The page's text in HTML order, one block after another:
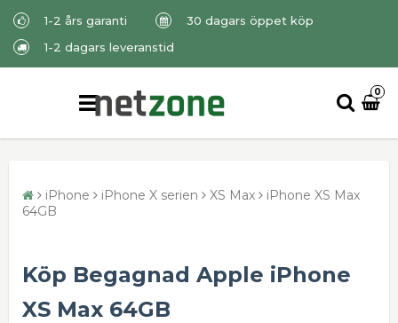
1-2 års garanti
30 dagars öppet köp
1-2 dagars leveranstid
0
iPhone iPhone X serien XS Max
iPhone XS Max
64GB
Köp Begagnad Apple iPhone
XS Max 64GB